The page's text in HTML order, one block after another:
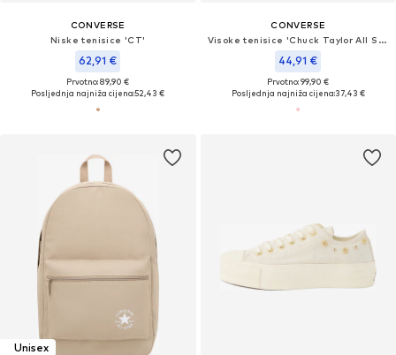
CONVERSE
Niske tenisice 'CT'
62,91 €
Prvotno: 89,90 €
Posljednja najniža cijena:52,43 €
CONVERSE
Visoke tenisice 'Chuck Taylor All Star'
44,91 €
Prvotno: 99,90 €
Posljednja najniža cijena:37,43 €
Unisex